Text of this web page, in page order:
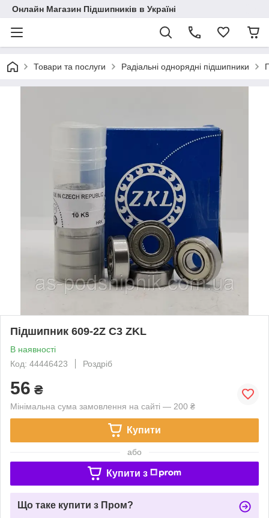
Онлайн Магазин Підшипників в Україні
Товари та послуги Радіальні однорядні підшипники
Підшипник 609-2Z C3 ZKL
В наявності
Код: 44446423
Роздріб
56 ₴
Мінімальна сума замовлення на сайті — 200 ₴
Купити
або
Купити з
Що таке купити з Пром?